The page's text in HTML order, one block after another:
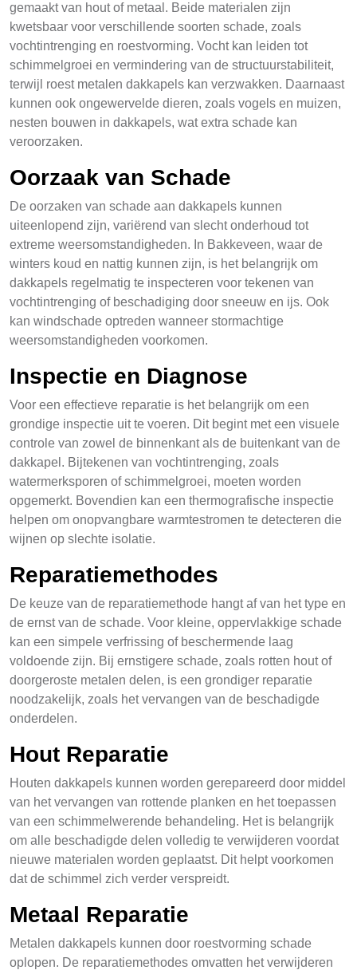
gemaakt van hout of metaal. Beide materialen zijn
kwetsbaar voor verschillende soorten schade, zoals
vochtintrenging en roestvorming. Vocht kan leiden tot
schimmelgroei en vermindering van de structuurstabiliteit,
terwijl roest metalen dakkapels kan verzwakken. Daarnaast
kunnen ook ongewervelde dieren, zoals vogels en muizen,
nesten bouwen in dakkapels, wat extra schade kan
veroorzaken.
Oorzaak van Schade
De oorzaken van schade aan dakkapels kunnen
uiteenlopend zijn, variërend van slecht onderhoud tot
extreme weersomstandigheden. In Bakkeveen, waar de
winters koud en nattig kunnen zijn, is het belangrijk om
dakkapels regelmatig te inspecteren voor tekenen van
vochtintrenging of beschadiging door sneeuw en ijs. Ook
kan windschade optreden wanneer stormachtige
weersomstandigheden voorkomen.
Inspectie en Diagnose
Voor een effectieve reparatie is het belangrijk om een
grondige inspectie uit te voeren. Dit begint met een visuele
controle van zowel de binnenkant als de buitenkant van de
dakkapel. Bijtekenen van vochtintrenging, zoals
watermerksporen of schimmelgroei, moeten worden
opgemerkt. Bovendien kan een thermografische inspectie
helpen om onopvangbare warmtestromen te detecteren die
wijnen op slechte isolatie.
Reparatiemethodes
De keuze van de reparatiemethode hangt af van het type en
de ernst van de schade. Voor kleine, oppervlakkige schade
kan een simpele verfrissing of beschermende laag
voldoende zijn. Bij ernstigere schade, zoals rotten hout of
doorgeroste metalen delen, is een grondiger reparatie
noodzakelijk, zoals het vervangen van de beschadigde
onderdelen.
Hout Reparatie
Houten dakkapels kunnen worden gerepareerd door middel
van het vervangen van rottende planken en het toepassen
van een schimmelwerende behandeling. Het is belangrijk
om alle beschadigde delen volledig te verwijderen voordat
nieuwe materialen worden geplaatst. Dit helpt voorkomen
dat de schimmel zich verder verspreidt.
Metaal Reparatie
Metalen dakkapels kunnen door roestvorming schade
oplopen. De reparatiemethodes omvatten het verwijderen